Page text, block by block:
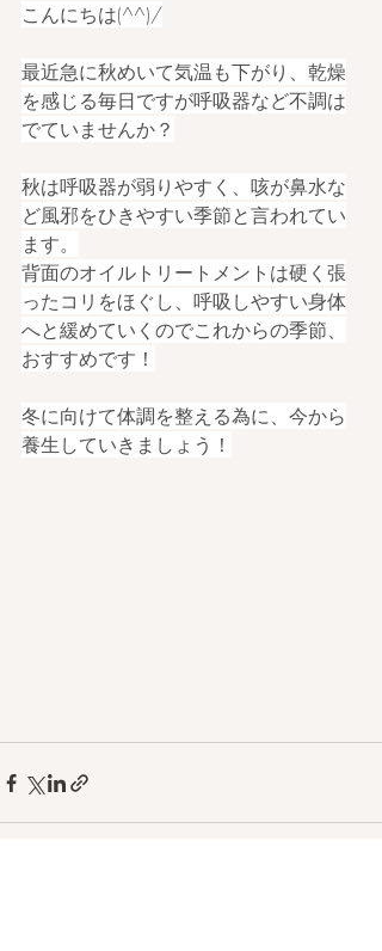
こんにちは(^^)/
最近急に秋めいて気温も下がり、乾燥
を感じる毎日ですが呼吸器など不調は
でていませんか？
秋は呼吸器が弱りやすく、咳が鼻水な
ど風邪をひきやすい季節と言われてい
ます。
背面のオイルトリートメントは硬く張
ったコリをほぐし、呼吸しやすい身体
へと緩めていくのでこれからの季節、
おすすめです！
冬に向けて体調を整える為に、今から
養生していきましょう！